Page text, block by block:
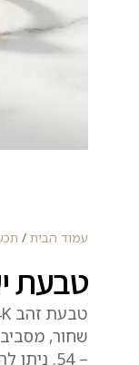
עמוד הבית /
טבעת
שחור,